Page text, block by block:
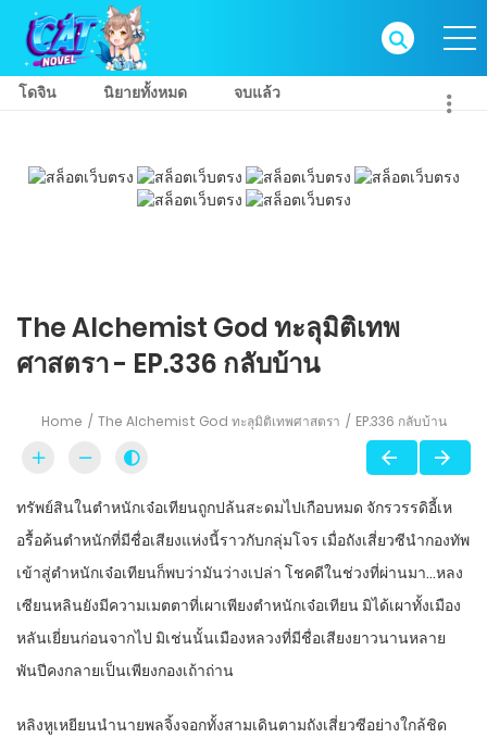
โดจิน นิยายทั้งหมด จบแล้ว
The Alchemist God ทะลุมิติเทพ
ศาสตรา - EP.336 กลับบ้าน
Home The Alchemist God ทะลุมิติเทพศาสตรา EP.336 กลับบ้าน
ทรัพย์สินในตำหนักเจ๋อเทียนถูกปล้นสะดมไปเกือบหมด จักรวรรดิอี้เห
อรื้อค้นตำหนักที่มีชื่อเสียงแห่งนี้ราวกับกลุ่มโจร เมื่อถังเสี่ยวซีนำกองทัพ
เข้าสู่ตำหนักเจ๋อเทียนก็พบว่ามันว่างเปล่า โชคดีในช่วงที่ผ่านมา…หลง
เซียนหลินยังมีความเมตตาที่เผาเพียงตำหนักเจ๋อเทียน มิได้เผาทั้งเมือง
หลันเยี่ยนก่อนจากไป มิเช่นนั้นเมืองหลวงที่มีชื่อเสียงยาวนานหลาย
พันปีคงกลายเป็นเพียงกองเถ้าถ่าน
หลิงหูเหยียนนำนายพลจิ้งจอกทั้งสามเดินตามถังเสี่ยวซีอย่างใกล้ชิด